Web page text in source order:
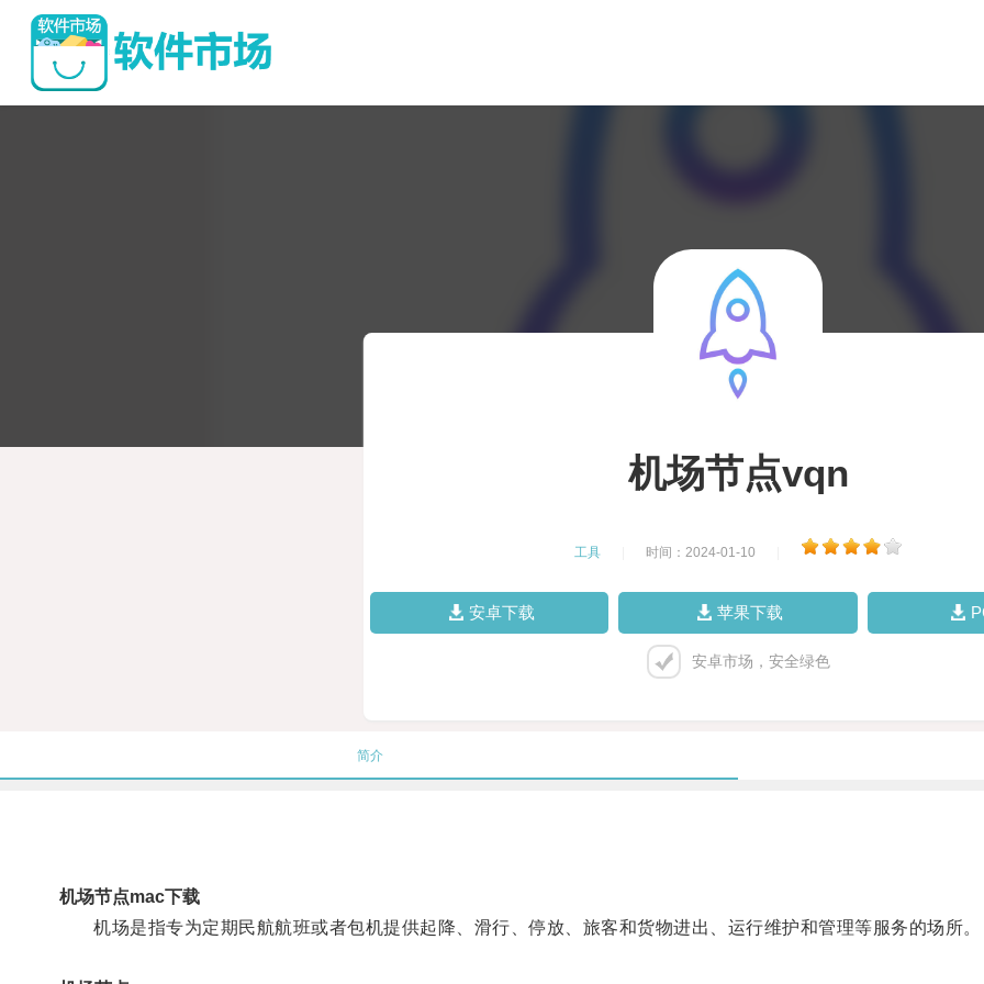
机场节点vqn
工具 时间：2024-01-10
安卓下载 苹果下载
安卓市场，安全绿色
简介
机场节点mac下载
机场是指专为定期民航航班或者包机提供起降、滑行、停放、旅客和货物进出、运行维护和管理等服务的场所。